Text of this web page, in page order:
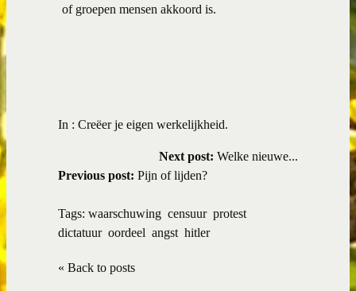
of groepen mensen akkoord is.
In : Creëer je eigen werkelijkheid.
Next post: Welke nieuwe...
Previous post: Pijn of lijden?
Tags: waarschuwing censuur protest
dictatuur oordeel angst hitler
« Back to posts